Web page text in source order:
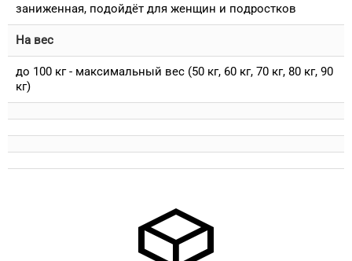
заниженная, подойдёт для женщин и подростков
На вес
до 100 кг - максимальный вес (50 кг, 60 кг, 70 кг, 80 кг, 90
кг)